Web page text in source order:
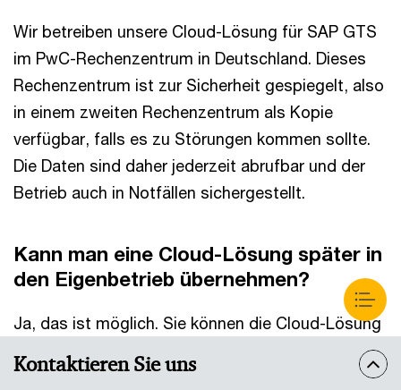
Wir betreiben unsere Cloud-Lösung für SAP GTS
im PwC-Rechenzentrum in Deutschland. Dieses
Rechenzentrum ist zur Sicherheit gespiegelt, also
in einem zweiten Rechenzentrum als Kopie
verfügbar, falls es zu Störungen kommen sollte.
Die Daten sind daher jederzeit abrufbar und der
Betrieb auch in Notfällen sichergestellt.
Kann man eine Cloud-Lösung später in
den Eigenbetrieb übernehmen?
Ja, das ist möglich. Sie können die Cloud-Lösung
entweder selbst betreiben oder an einen anderen
Cloud-Provider übertragen. Dafür muss Ihr
Kontaktieren Sie uns